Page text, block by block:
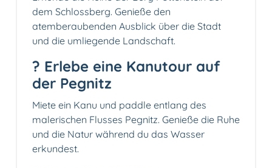
dem Schlossberg. Genieße den
atemberaubenden Ausblick über die Stadt
und die umliegende Landschaft.
? Erlebe eine Kanutour auf
der Pegnitz
Miete ein Kanu und paddle entlang des
malerischen Flusses Pegnitz. Genieße die Ruhe
und die Natur während du das Wasser
erkundest.